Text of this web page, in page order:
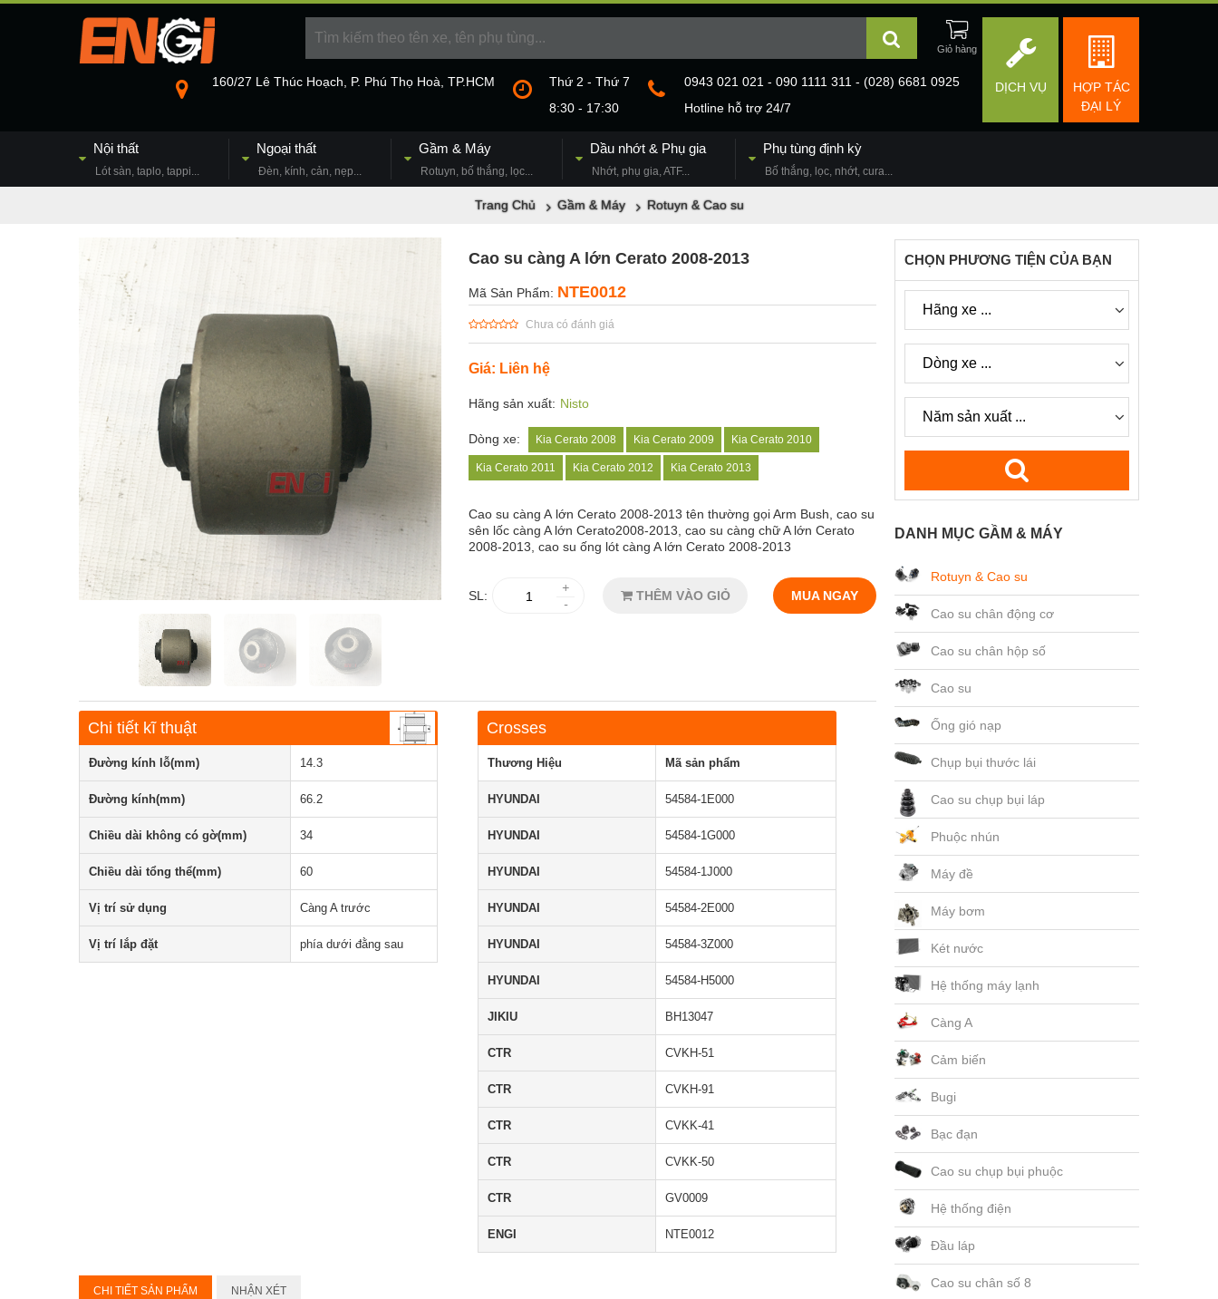
HỢP TÁC
ĐẠI LÝ
DỊCH VỤ
160/27 Lê Thúc Hoạch, P. Phú Thọ Hoà, TP.HCM
Thứ 2 - Thứ 7
8:30 - 17:30
0943 021 021 - 090 1111 311 - (028) 6681 0925
Hotline hỗ trợ 24/7
Nội thất
Lót sàn, taplo, tappi...
Ngoại thất
Đèn, kính, cản, nẹp...
Gầm & Máy
Rotuyn, bố thắng, lọc...
Dầu nhớt & Phụ gia
Nhớt, phụ gia, ATF...
Phụ tùng định kỳ
Bố thắng, lọc, nhớt, cura...
Trang Chủ Gầm & Máy Rotuyn & Cao su
Cao su càng A lớn Cerato 2008-2013
Mã Sản Phẩm: NTE0012
Chưa có đánh giá
Giá: Liên hệ
Hãng sản xuất: Nisto
Dòng xe: Kia Cerato 2008 Kia Cerato 2009 Kia Cerato 2010
Kia Cerato 2011 Kia Cerato 2012 Kia Cerato 2013
Cao su càng A lớn Cerato 2008-2013 tên thường gọi Arm Bush, cao su
sên lốc càng A lớn Cerato2008-2013, cao su càng chữ A lớn Cerato
2008-2013, cao su ống lót càng A lớn Cerato 2008-2013
SL:
+
-
THÊM VÀO GIỎ MUA NGAY
Chi tiết kĩ thuật
Đường kính lỗ(mm) 14.3
Đường kính(mm) 66.2
Chiều dài không có gờ(mm) 34
Chiều dài tổng thể(mm) 60
Vị trí sử dụng Càng A trước
Vị trí lắp đặt phía dưới đằng sau
Crosses
Thương Hiệu Mã sản phẩm
HYUNDAI 54584-1E000
HYUNDAI 54584-1G000
HYUNDAI 54584-1J000
HYUNDAI 54584-2E000
HYUNDAI 54584-3Z000
HYUNDAI 54584-H5000
JIKIU BH13047
CTR CVKH-51
CTR CVKH-91
CTR CVKK-41
CTR CVKK-50
CTR GV0009
ENGI NTE0012
CHI TIẾT SẢN PHẨM NHẬN XÉT
CHỌN PHƯƠNG TIỆN CỦA BẠN
DANH MỤC GẦM & MÁY
Rotuyn & Cao su
Cao su chân động cơ
Cao su chân hộp số
Cao su
Ống gió nạp
Chụp bụi thước lái
Cao su chụp bụi láp
Phuộc nhún
Máy đề
Máy bơm
Két nước
Hệ thống máy lạnh
Càng A
Cảm biến
Bugi
Bạc đạn
Cao su chụp bụi phuộc
Hệ thống điện
Đầu láp
Cao su chân số 8